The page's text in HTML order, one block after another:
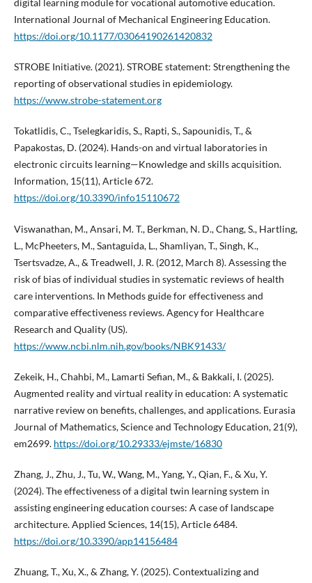
digital learning module for vocational automotive education.
International Journal of Mechanical Engineering Education.
https://doi.org/10.1177/03064190261420832
STROBE Initiative. (2021). STROBE statement: Strengthening the
reporting of observational studies in epidemiology.
https://www.strobe-statement.org
Tokatlidis, C., Tselegkaridis, S., Rapti, S., Sapounidis, T., &
Papakostas, D. (2024). Hands-on and virtual laboratories in
electronic circuits learning—Knowledge and skills acquisition.
Information, 15(11), Article 672.
https://doi.org/10.3390/info15110672
Viswanathan, M., Ansari, M. T., Berkman, N. D., Chang, S., Hartling,
L., McPheeters, M., Santaguida, L., Shamliyan, T., Singh, K.,
Tsertsvadze, A., & Treadwell, J. R. (2012, March 8). Assessing the
risk of bias of individual studies in systematic reviews of health
care interventions. In Methods guide for effectiveness and
comparative effectiveness reviews. Agency for Healthcare
Research and Quality (US).
https://www.ncbi.nlm.nih.gov/books/NBK91433/
Zekeik, H., Chahbi, M., Lamarti Sefian, M., & Bakkali, I. (2025).
Augmented reality and virtual reality in education: A systematic
narrative review on benefits, challenges, and applications. Eurasia
Journal of Mathematics, Science and Technology Education, 21(9),
em2699. https://doi.org/10.29333/ejmste/16830
Zhang, J., Zhu, J., Tu, W., Wang, M., Yang, Y., Qian, F., & Xu, Y.
(2024). The effectiveness of a digital twin learning system in
assisting engineering education courses: A case of landscape
architecture. Applied Sciences, 14(15), Article 6484.
https://doi.org/10.3390/app14156484
Zhuang, T., Xu, X., & Zhang, Y. (2025). Contextualizing and